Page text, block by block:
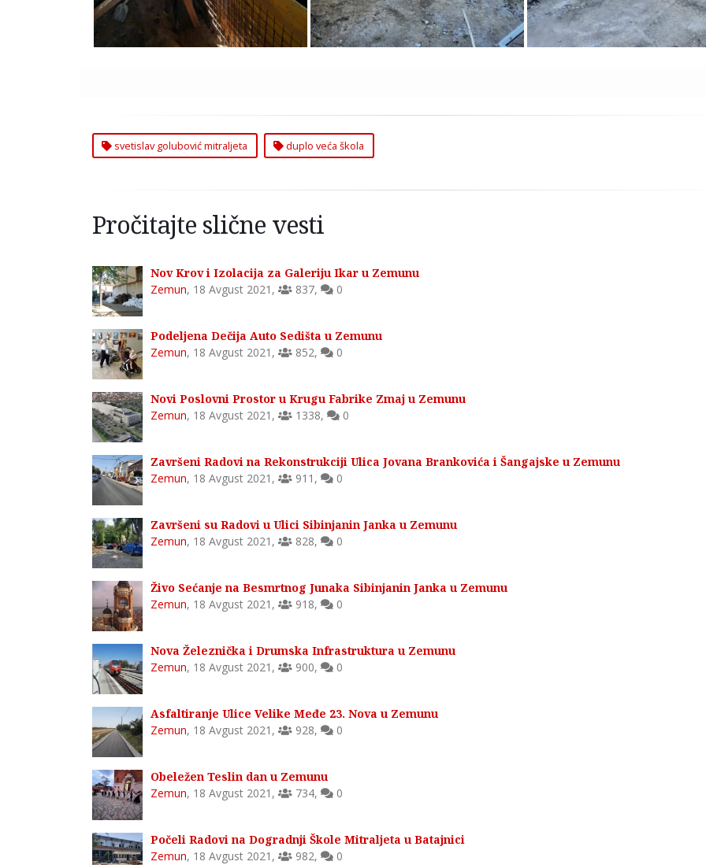
svetislav golubović mitraljeta duplo veća škola
Pročitajte slične vesti
Nov Krov i Izolacija za Galeriju Ikar u Zemunu
Zemun, 18 Avgust 2021 , 837, 0
Podeljena Dečija Auto Sedišta u Zemunu
Zemun, 18 Avgust 2021 , 852, 0
Novi Poslovni Prostor u Krugu Fabrike Zmaj u Zemunu
Zemun, 18 Avgust 2021 , 1338, 0
Završeni Radovi na Rekonstrukciji Ulica Jovana Brankovića i Šangajske u Zemunu
Zemun, 18 Avgust 2021 , 911 , 0
Završeni su Radovi u Ulici Sibinjanin Janka u Zemunu
Zemun, 18 Avgust 2021 , 828, 0
Živo Sećanje na Besmrtnog Junaka Sibinjanin Janka u Zemunu
Zemun, 18 Avgust 2021 , 918, 0
Nova Železnička i Drumska Infrastruktura u Zemunu
Zemun, 18 Avgust 2021 , 900, 0
Asfaltiranje Ulice Velike Međe 23. Nova u Zemunu
Zemun, 18 Avgust 2021 , 928, 0
Obeležen Teslin dan u Zemunu
Zemun, 18 Avgust 2021 , 734, 0
Počeli Radovi na Dogradnji Škole Mitraljeta u Batajnici
Zemun, 18 Avgust 2021 , 982, 0